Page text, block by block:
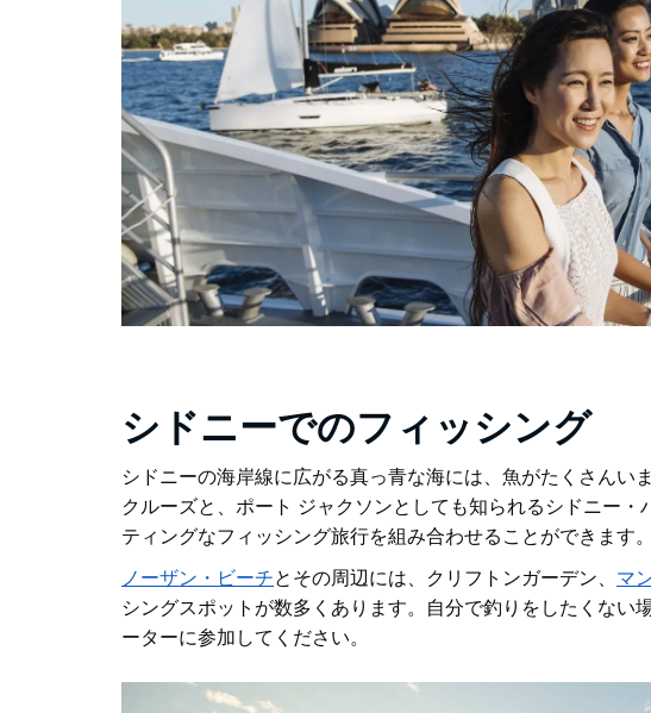
シドニーでのフィッシング
シドニーの海岸線に広がる真っ青な海には、魚がたくさんいま
クルーズと、ポート ジャクソンとしても知られるシドニー
ティングなフィッシング旅行を組み合わせることができます。
ノーザン・ビーチとその周辺には、クリフトンガーデン、 マ
シングスポットが数多くあります。自分で釣りをしたくない
ーターに参加してください。